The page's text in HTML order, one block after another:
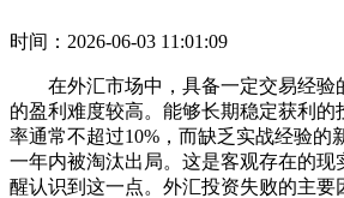
时间：2026-06-03 11:01:09
在外汇市场中，具备一定交易经验
的盈利难度较高。能够长期稳定获利的
率通常不超过10%，而缺乏实战经验的
一年内被淘汰出局。这是客观存在的现
醒认识到这一点。外汇投资失败的主要